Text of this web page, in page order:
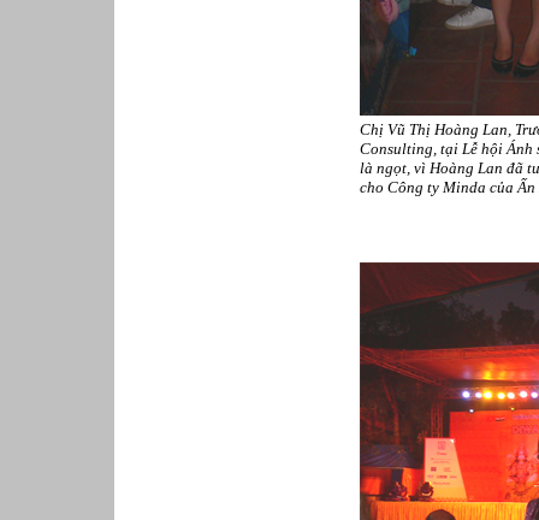
Chị Vũ Thị Hoàng Lan,
Consulting, tại Lễ hội Ánh
là ngọt, vì Hoàng Lan đã
cho Công ty Minda của